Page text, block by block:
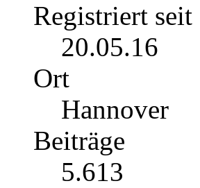
Registriert seit
20.05.16
Ort
Hannover
Beiträge
5.613